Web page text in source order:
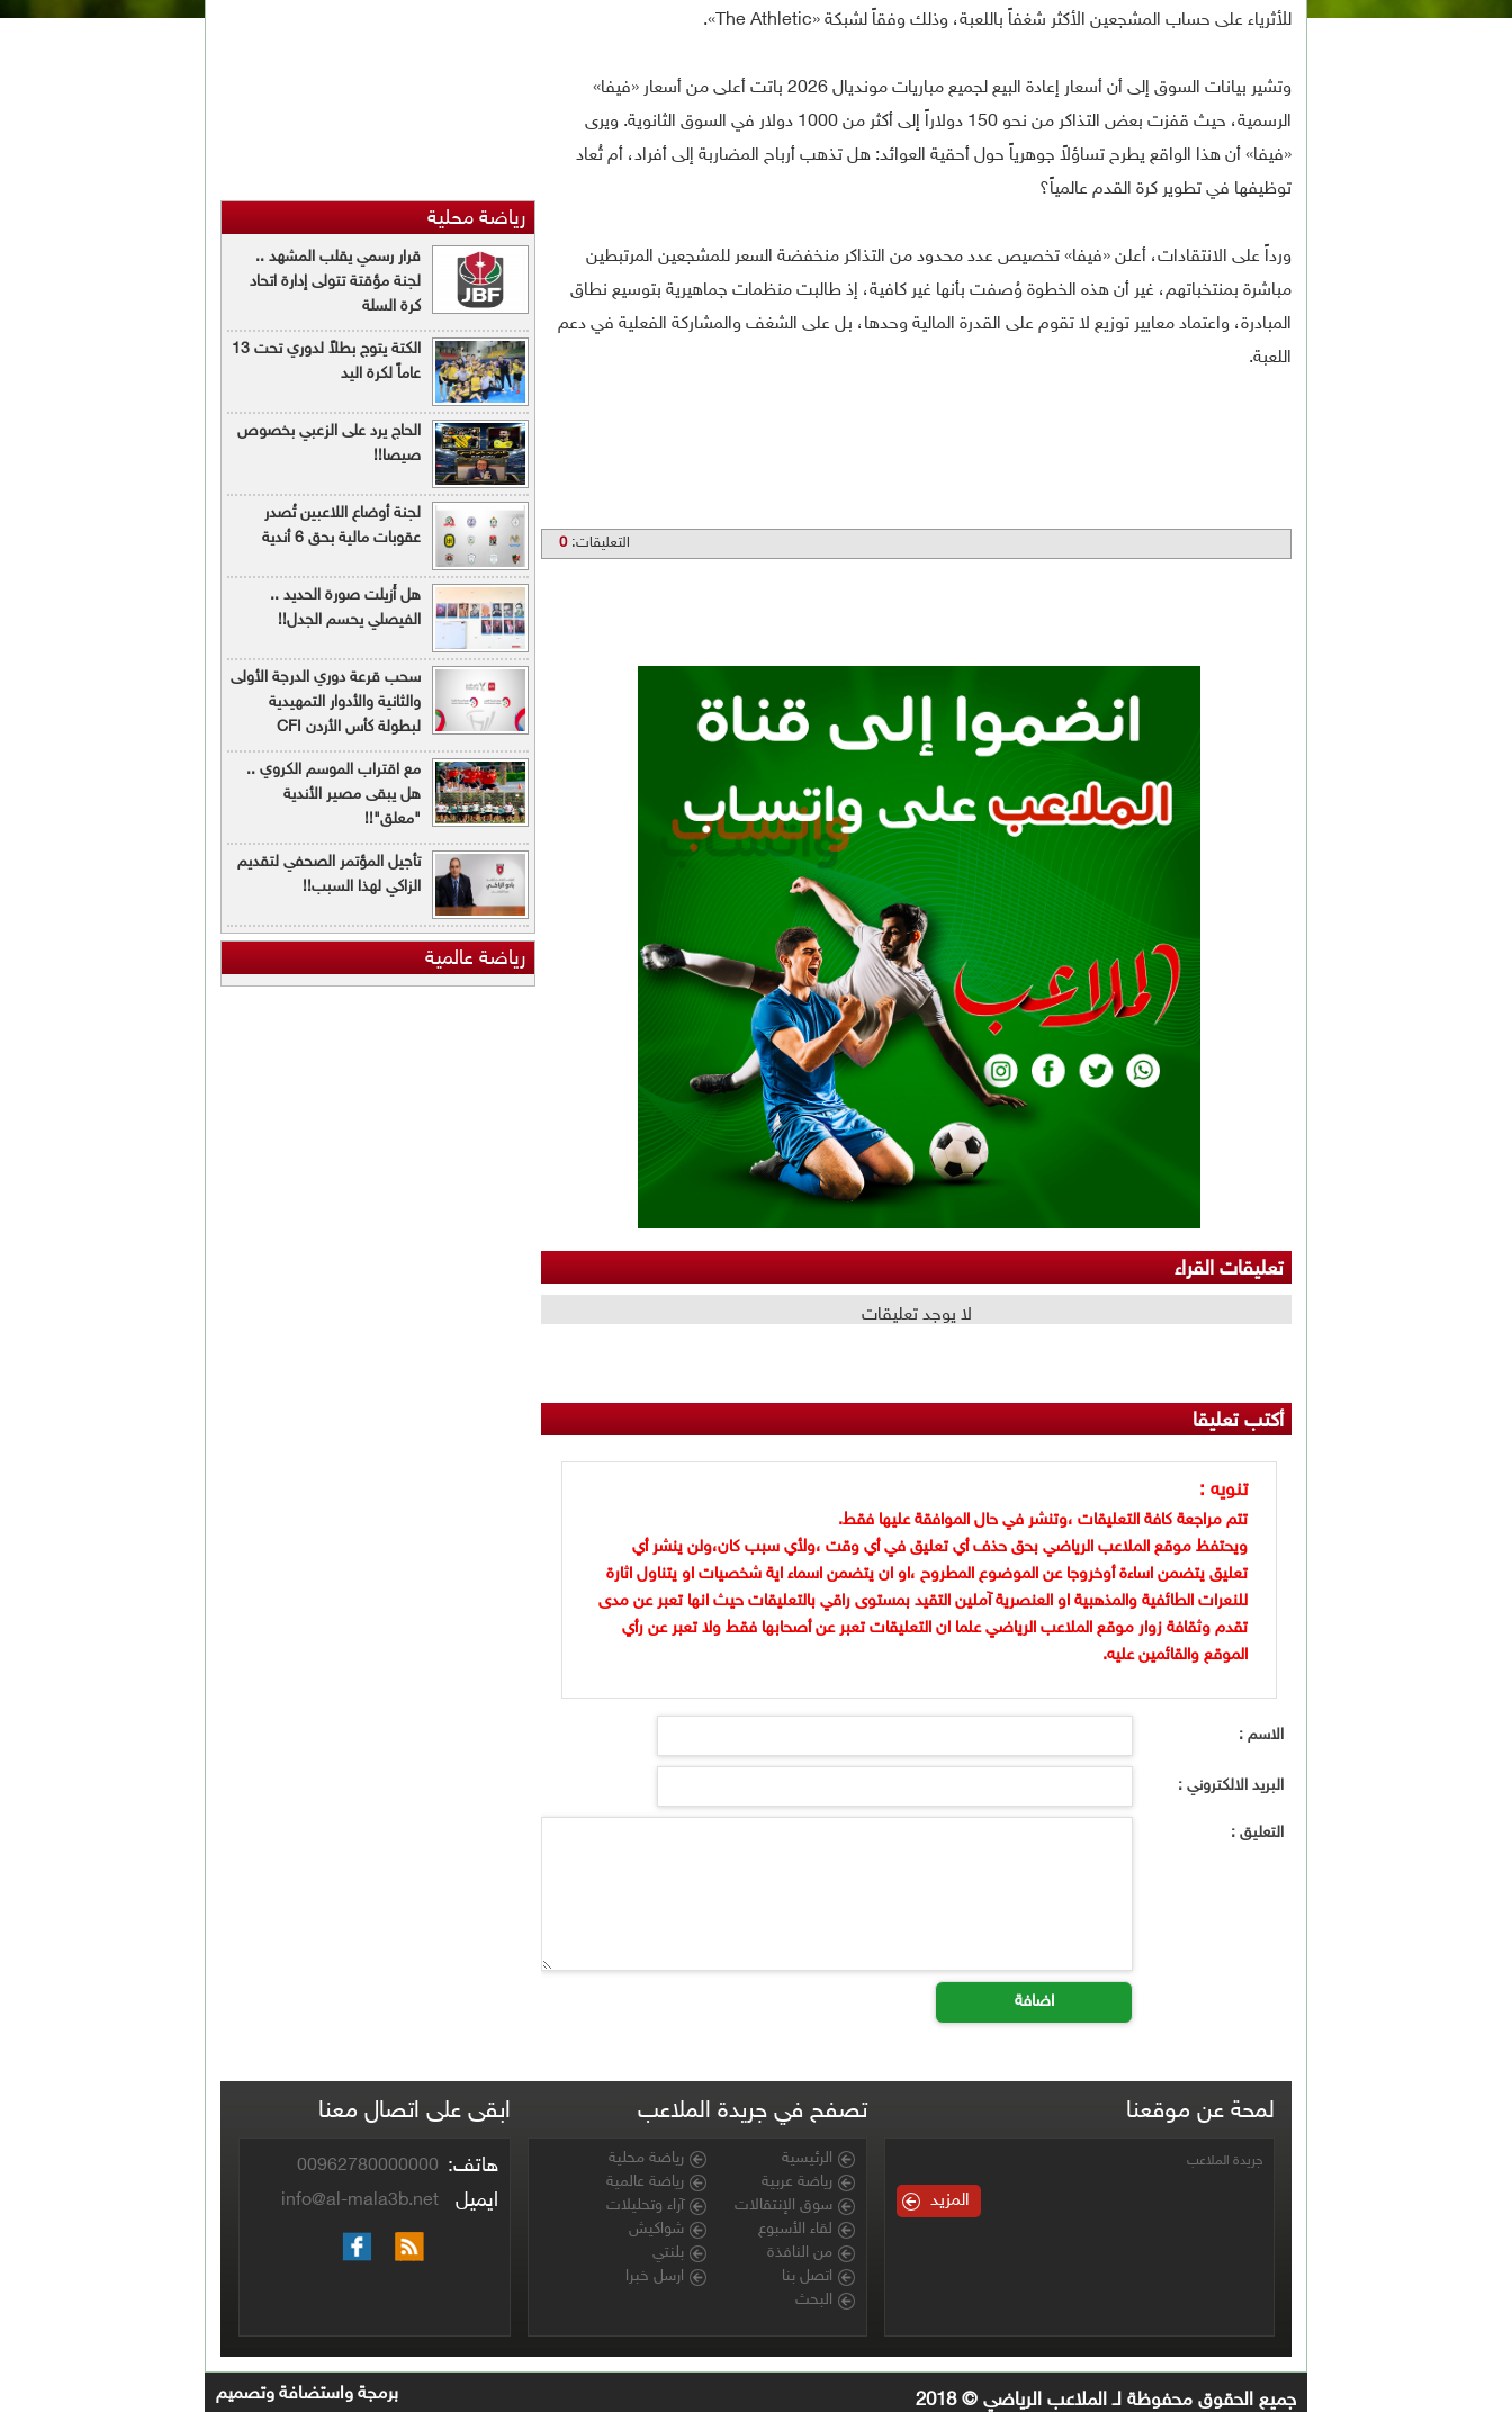
للأثرياء على حساب المشجعين الأكثر شغفاً باللعبة، وذلك وفقاً لشبكة «The Athletic».
وتشير بيانات السوق إلى أن أسعار إعادة البيع لجميع مباريات مونديال 2026 باتت أعلى من أسعار «فيفا»
الرسمية، حيث قفزت بعض التذاكر من نحو 150 دولاراً إلى أكثر من 1000 دولار في السوق الثانوية. ويرى
«فيفا» أن هذا الواقع يطرح تساؤلاً جوهرياً حول أحقية العوائد: هل تذهب أرباح المضاربة إلى أفراد، أم تُعاد
توظيفها في تطوير كرة القدم عالمياً؟
ورداً على الانتقادات، أعلن «فيفا» تخصيص عدد محدود من التذاكر منخفضة السعر للمشجعين المرتبطين
مباشرة بمنتخباتهم، غير أن هذه الخطوة وُصفت بأنها غير كافية، إذ طالبت منظمات جماهيرية بتوسيع نطاق
المبادرة، واعتماد معايير توزيع لا تقوم على القدرة المالية وحدها، بل على الشغف والمشاركة الفعلية في دعم
اللعبة.
التعليقات:0
تعليقات القراء
لا يوجد تعليقات
أكتب تعليقا
تنويه :
تتم مراجعة كافة التعليقات ،وتنشر في حال الموافقة عليها فقط.
ويحتفظ موقع الملاعب الرياضي بحق حذف أي تعليق في أي وقت ،ولأي سبب كان،ولن ينشر أي
تعليق يتضمن اساءة أوخروجا عن الموضوع المطروح ،او ان يتضمن اسماء اية شخصيات او يتناول اثارة
للنعرات الطائفية والمذهبية او العنصرية آملين التقيد بمستوى راقي بالتعليقات حيث انها تعبر عن مدى
تقدم وثقافة زوار موقع الملاعب الرياضي علما ان التعليقات تعبر عن أصحابها فقط ولا تعبر عن رأي
الموقع والقائمين عليه.
الاسم :
البريد الالكتروني :
التعليق :
اضافة
رياضة محلية
قرار رسمي يقلب المشهد ..
لجنة مؤقتة تتولى إدارة اتحاد
كرة السلة
الكتة يتوج بطلاً لدوري تحت 13
عاماً لكرة اليد
الحاج يرد على الزعبي بخصوص
صيصا!!
لجنة أوضاع اللاعبين تُصدر
عقوبات مالية بحق 6 أندية
هل أُزيلت صورة الحديد ..
الفيصلي يحسم الجدل!!
سحب قرعة دوري الدرجة الأولى
والثانية والأدوار التمهيدية
لبطولة كأس الأردن CFI
مع اقتراب الموسم الكروي ..
هل يبقى مصير الأندية
"معلق"!!
تأجيل المؤتمر الصحفي لتقديم
الزاكي لهذا السبب!!
رياضة عالمية
لمحة عن موقعنا
جريدة الملاعب
المزيد
تصفح في جريدة الملاعب
الرئيسية
رياضة محلية
رياضة عربية
رياضة عالمية
سوق الإنتقالات
آراء وتحليلات
لقاء الأسبوع
شواكيش
من النافذة
بلنتي
اتصل بنا
ارسل خبرا
البحث
ابقى على اتصال معنا
هاتف: 00962780000000
ايميل info@al-mala3b.net
جميع الحقوق محفوظة لـ الملاعب الرياضي © 2018 برمجة واستضافة وتصميم